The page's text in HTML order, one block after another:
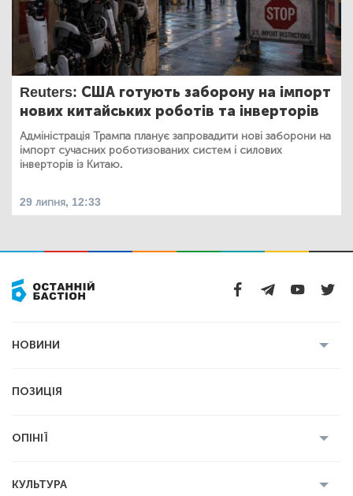
Reuters: США готують заборону на імпорт
нових китайських роботів та інверторів
Адміністрація Трампа планує запровадити нові заборони на
імпорт сучасних роботизованих систем і силових
інверторів із Китаю.
29 липня, 12:33
НОВИНИ
Економіка
ПОЗИЦІЯ
ОПІНІЇ
КУЛЬТУРА